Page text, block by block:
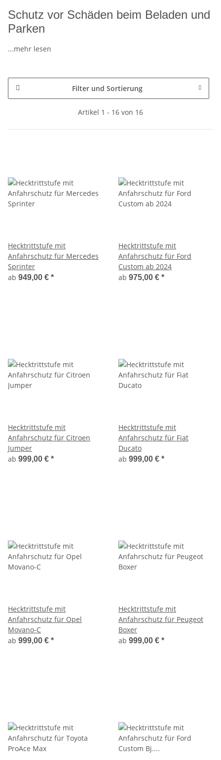
Schutz vor Schäden beim Beladen und
Parken
...mehr lesen
Filter und Sortierung
Artikel 1 - 16 von 16
Hecktrittstufe mit
Anfahrschutz für Mercedes
Sprinter
ab 949,00 € *
Hecktrittstufe mit
Anfahrschutz für Ford
Custom ab 2024
ab 975,00 € *
Hecktrittstufe mit
Anfahrschutz für Citroen
Jumper
ab 999,00 € *
Hecktrittstufe mit
Anfahrschutz für Fiat
Ducato
ab 999,00 € *
Hecktrittstufe mit
Anfahrschutz für Opel
Movano-C
ab 999,00 € *
Hecktrittstufe mit
Anfahrschutz für Peugeot
Boxer
ab 999,00 € *